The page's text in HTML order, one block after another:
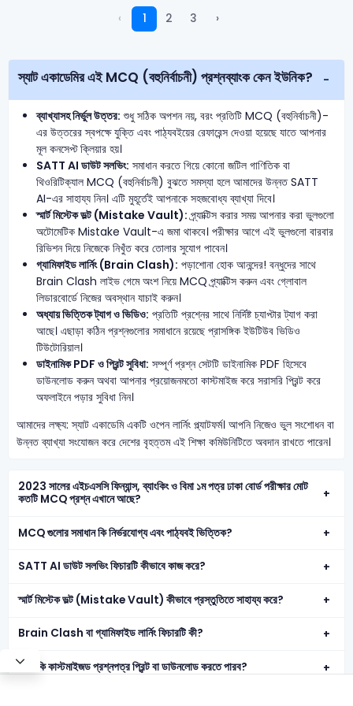
‹ 1 2 3 ›
স্যাট একাডেমির এই MCQ (বহুনির্বাচনী) প্রশ্নব্যাংক কেন ইউনিক?
ব্যাখ্যাসহ নির্ভুল উত্তর: শুধু সঠিক অপশন নয়, বরং প্রতিটি MCQ (বহুনির্বাচনী)-
এর উত্তরের স্বপক্ষে যুক্তি এবং পাঠ্যবইয়ের রেফারেন্স দেওয়া হয়েছে যাতে আপনার
মূল কনসেপ্ট ক্লিয়ার হয়।
SATT AI ডাউট সলভিং: সমাধান করতে গিয়ে কোনো জটিল গাণিতিক বা
থিওরিটিক্যাল MCQ (বহুনির্বাচনী) বুঝতে সমস্যা হলে আমাদের উন্নত SATT
AI-এর সাহায্য নিন। এটি মুহূর্তেই আপনাকে সহজবোধ্য ব্যাখ্যা দিবে।
স্মার্ট মিস্টেক ভল্ট (Mistake Vault):প্র্যাক্টিস করার সময় আপনার করা ভুলগুলো
অটোমেটিক Mistake Vault-এ জমা থাকবে। পরীক্ষার আগে এই ভুলগুলো বারবার
রিভিশন দিয়ে নিজেকে নিখুঁত করে তোলার সুযোগ পাবেন।
গ্যামিফাইড লার্নিং (Brain Clash): পড়াশোনা হোক আনন্দের! বন্ধুদের সাথে
Brain Clash লাইভ গেমে অংশ নিয়ে MCQ প্র্যাক্টিস করুন এবং গ্লোবাল
লিডারবোর্ডে নিজের অবস্থান যাচাই করুন।
অধ্যায় ভিত্তিক ট্যাগ ও ভিডিও: প্রতিটি প্রশ্নের সাথে নির্দিষ্ট চ্যাপ্টার ট্যাগ করা
আছে। এছাড়া কঠিন প্রশ্নগুলোর সমাধানে রয়েছে প্রাসঙ্গিক ইউটিউব ভিডিও
টিউটোরিয়াল।
ডাইনামিক PDF ও প্রিন্ট সুবিধা: সম্পূর্ণ প্রশ্ন সেটটি ডাইনামিক PDF হিসেবে
ডাউনলোড করুন অথবা আপনার প্রয়োজনমতো কাস্টমাইজ করে সরাসরি প্রিন্ট করে
অফলাইনে পড়ার সুবিধা নিন।
আমাদের লক্ষ্য: স্যাট একাডেমি একটি ওপেন লার্নিং প্ল্যাটফর্ম। আপনি নিজেও ভুল সংশোধন বা
উন্নত ব্যাখ্যা সংযোজন করে দেশের বৃহত্তম এই শিক্ষা কমিউনিটিতে অবদান রাখতে পারেন।
2023 সালের এইচএসসি ফিন্যান্স, ব্যাংকিং ও বিমা ১ম পত্র ঢাকা বোর্ড পরীক্ষার মোট
কতটি MCQ প্রশ্ন এখানে আছে?
MCQ গুলোর সমাধান কি নির্ভরযোগ্য এবং পাঠ্যবই ভিত্তিক?
SATT AI ডাউট সলভিং ফিচারটি কীভাবে কাজ করে?
স্মার্ট মিস্টেক ভল্ট (Mistake Vault) কীভাবে প্রস্তুতিতে সাহায্য করে?
Brain Clash বা গ্যামিফাইড লার্নিং ফিচারটি কী?
আমি কি কাস্টমাইজড প্রশ্নপত্র প্রিন্ট বা ডাউনলোড করতে পারব?